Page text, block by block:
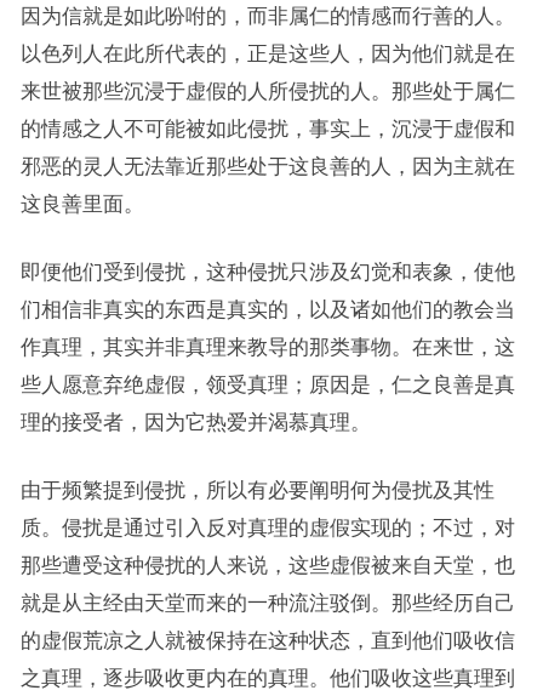
因为信就是如此吩咐的，而非属仁的情感而行善的人。
以色列人在此所代表的，正是这些人，因为他们就是在
来世被那些沉浸于虚假的人所侵扰的人。那些处于属仁
的情感之人不可能被如此侵扰，事实上，沉浸于虚假和
邪恶的灵人无法靠近那些处于这良善的人，因为主就在
这良善里面。
即便他们受到侵扰，这种侵扰只涉及幻觉和表象，使他
们相信非真实的东西是真实的，以及诸如他们的教会当
作真理，其实并非真理来教导的那类事物。在来世，这
些人愿意弃绝虚假，领受真理；原因是，仁之良善是真
理的接受者，因为它热爱并渴慕真理。
由于频繁提到侵扰，所以有必要阐明何为侵扰及其性
质。侵扰是通过引入反对真理的虚假实现的；不过，对
那些遭受这种侵扰的人来说，这些虚假被来自天堂，也
就是从主经由天堂而来的一种流注驳倒。那些经历自己
的虚假荒凉之人就被保持在这种状态，直到他们吸收信
之真理，逐步吸收更内在的真理。他们吸收这些真理到